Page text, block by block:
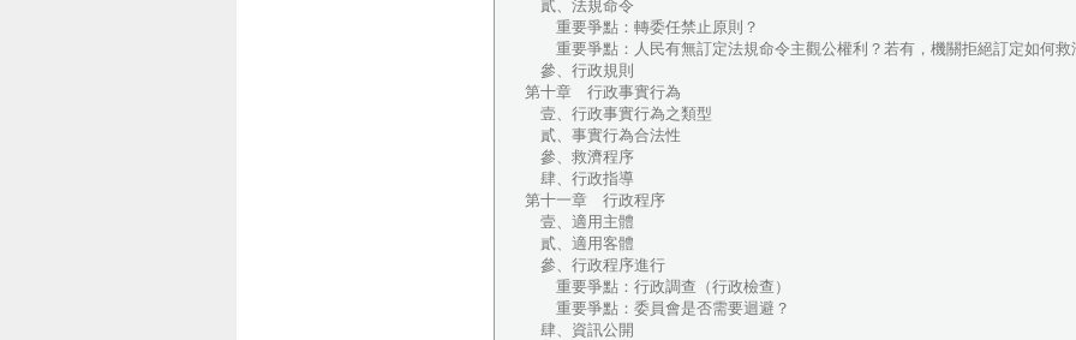
貳、法規命令
重要爭點：轉委任禁止原則？
重要爭點：人民有無訂定法規命令主觀公權利？若有，機關拒絕訂定如何救
參、行政規則
第十章 行政事實行為
壹、行政事實行為之類型
貳、事實行為合法性
參、救濟程序
肆、行政指導
第十一章 行政程序
壹、適用主體
貳、適用客體
參、行政程序進行
重要爭點：行政調查（行政檢查）
重要爭點：委員會是否需要迴避？
肆、資訊公開